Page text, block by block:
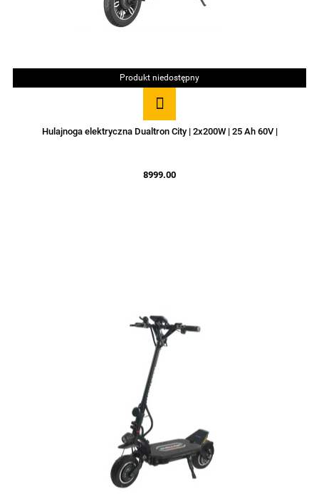
Produkt niedostępny
Hulajnoga elektryczna Dualtron City | 2x200W | 25 Ah 60V |
8999.00